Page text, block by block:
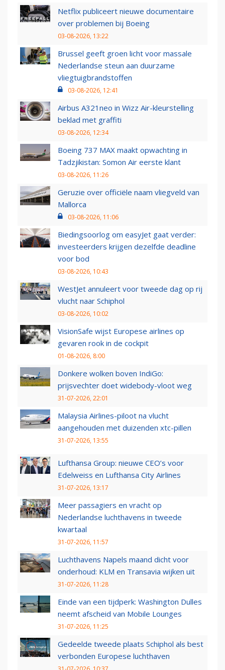
Netflix publiceert nieuwe documentaire
over problemen bij Boeing
03-08-2026, 13:22
Brussel geeft groen licht voor massale
Nederlandse steun aan duurzame
vliegtuigbrandstoffen
03-08-2026, 12:41
Airbus A321neo in Wizz Air-kleurstelling
beklad met graffiti
03-08-2026, 12:34
Boeing 737 MAX maakt opwachting in
Tadzjikistan: Somon Air eerste klant
03-08-2026, 11:26
Geruzie over officiële naam vliegveld van
Mallorca
03-08-2026, 11:06
Biedingsoorlog om easyJet gaat verder:
investeerders krijgen dezelfde deadline
voor bod
03-08-2026, 10:43
WestJet annuleert voor tweede dag op rij
vlucht naar Schiphol
03-08-2026, 10:02
VisionSafe wijst Europese airlines op
gevaren rook in de cockpit
01-08-2026, 8:00
Donkere wolken boven IndiGo:
prijsvechter doet widebody-vloot weg
31-07-2026, 22:01
Malaysia Airlines-piloot na vlucht
aangehouden met duizenden xtc-pillen
31-07-2026, 13:55
Lufthansa Group: nieuwe CEO’s voor
Edelweiss en Lufthansa City Airlines
31-07-2026, 13:17
Meer passagiers en vracht op
Nederlandse luchthavens in tweede
kwartaal
31-07-2026, 11:57
Luchthavens Napels maand dicht voor
onderhoud: KLM en Transavia wijken uit
31-07-2026, 11:28
Einde van een tijdperk: Washington Dulles
neemt afscheid van Mobile Lounges
31-07-2026, 11:25
Gedeelde tweede plaats Schiphol als best
verbonden Europese luchthaven